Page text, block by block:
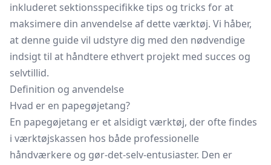
inkluderet sektionsspecifikke tips og tricks for at
maksimere din anvendelse af dette værktøj. Vi håber,
at denne guide vil udstyre dig med den nødvendige
indsigt til at håndtere ethvert projekt med succes og
selvtillid.
Definition og anvendelse
Hvad er en papegøjetang?
En papegøjetang er et alsidigt værktøj, der ofte findes
i værktøjskassen hos både professionelle
håndværkere og gør-det-selv-entusiaster. Den er